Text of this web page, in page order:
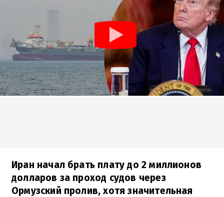
Иран начал брать плату до 2 миллионов
долларов за проход судов через
Ормузский пролив, хотя значительная